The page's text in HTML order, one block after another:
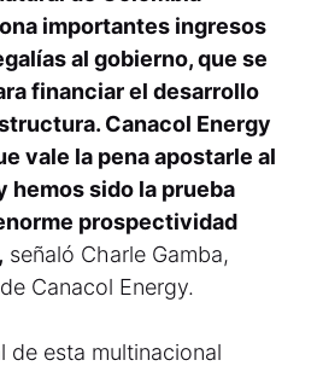
importantes ingresos
al gobierno, que se
financiar el desarrollo
Canacol Energy
vale la pena apostarle al
hemos sido la prueba
prospectividad
señaló Charle Gamba,
Canacol Energy.
de esta multinacional